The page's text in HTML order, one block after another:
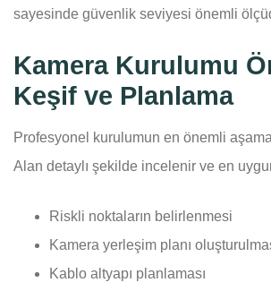
sayesinde güvenlik seviyesi önemli
Kamera Kurulumu
Keşif ve Planlama
Profesyonel kurulumun en önemli
Alan detaylı şekilde incelenir ve en
Riskli noktaların belirlenmesi
Kamera yerleşim planı
Kablo altyapı planlaması